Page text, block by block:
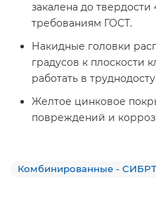
закалена до твердости
требованиям ГОСТ.
Накидные головки
градусов к плоскости
работать в
Желтое цинковое
повреждений и
Комбинированные -